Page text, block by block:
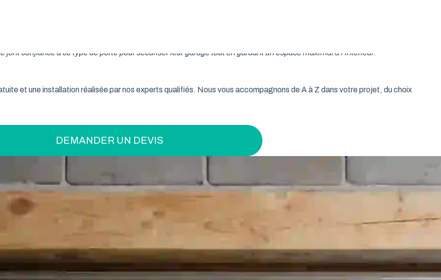
confiance à ce type de porte pour sécuriser leur garage tout en gardant un espace maximal à l’intérieur.
et une installation réalisée par nos experts qualifiés. Nous vous accompagnons de A à Z dans votre projet, du choix
DEMANDER UN DEVIS